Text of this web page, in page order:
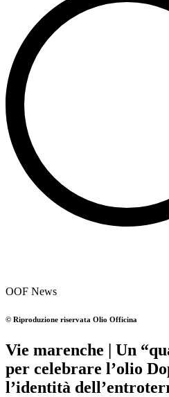
OOF News
© Riproduzione riservata Olio Officina
Vie marenche | Un
per celebrare l’olio
l’identità